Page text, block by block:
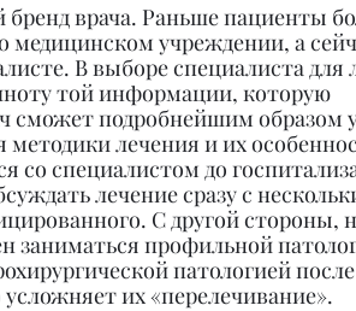
бренд врача. Раньше пациенты
медицинском учреждении, а
В выборе специалиста для
той информации, которую
сможет подробнейшим образом
лечения и их
со специалистом до
лечение сразу с
С другой стороны,
заниматься профильной
патологией после
их «перелечивание».